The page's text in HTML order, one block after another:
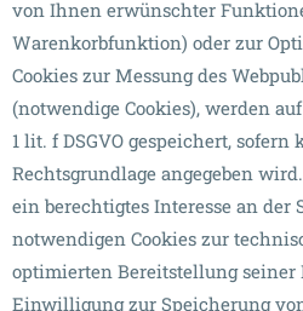
von Ihnen erwünschter
Warenkorbfunktion) oder zur
Cookies zur Messung des
(notwendige Cookies), werden
1 lit. f DSGVO gespeichert, sofern
Rechtsgrundlage angegeben
ein berechtigtes Interesse an der
notwendigen Cookies zur
optimierten Bereitstellung seiner
Einwilligung zur Speicherung